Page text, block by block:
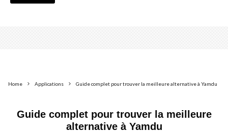
Home Applications Guide complet pour trouver la meilleure alternative à Yamdu
Guide complet pour trouver la meilleure
alternative à Yamdu